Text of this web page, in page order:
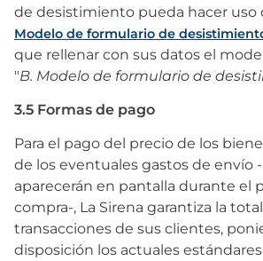
de desistimiento pueda hacer uso
Modelo de formulario de
que rellenar con sus datos el
"B. Modelo de formulario de
3.5 Formas de pago
Para el pago del precio de los
de los eventuales gastos de envío
aparecerán en pantalla durante el
compra-, La Sirena garantiza la
transacciones de sus clientes,
disposición los actuales